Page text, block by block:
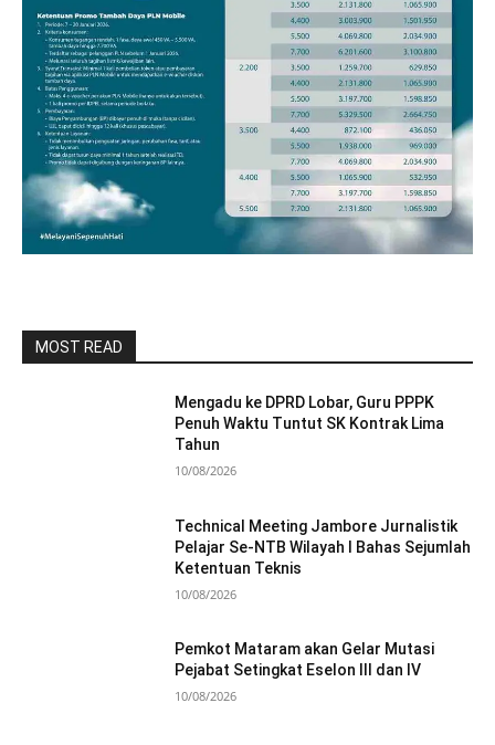
MOST READ
Mengadu ke DPRD Lobar, Guru PPPK
Penuh Waktu Tuntut SK Kontrak Lima
Tahun
10/08/2026
Technical Meeting Jambore Jurnalistik
Pelajar Se-NTB Wilayah I Bahas Sejumlah
Ketentuan Teknis
10/08/2026
Pemkot Mataram akan Gelar Mutasi
Pejabat Setingkat Eselon III dan IV
10/08/2026